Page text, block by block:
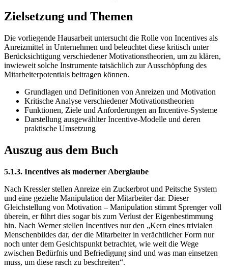
Zielsetzung und Themen
Die vorliegende Hausarbeit untersucht die Rolle von Incentives als
Anreizmittel in Unternehmen und beleuchtet diese kritisch unter
Berücksichtigung verschiedener Motivationstheorien, um zu klären,
inwieweit solche Instrumente tatsächlich zur Ausschöpfung des
Mitarbeiterpotentials beitragen können.
Grundlagen und Definitionen von Anreizen und Motivation
Kritische Analyse verschiedener Motivationstheorien
Funktionen, Ziele und Anforderungen an Incentive-Systeme
Darstellung ausgewählter Incentive-Modelle und deren
praktische Umsetzung
Auszug aus dem Buch
5.1.3. Incentives als moderner Aberglaube
Nach Kressler stellen Anreize ein Zuckerbrot und Peitsche System
und eine gezielte Manipulation der Mitarbeiter dar. Dieser
Gleichstellung von Motivation – Manipulation stimmt Sprenger voll
überein, er führt dies sogar bis zum Verlust der Eigenbestimmung
hin. Nach Werner stellen Incentives nur den „Kern eines trivialen
Menschenbildes dar, der die Mitarbeiter in verächtlicher Form nur
noch unter dem Gesichtspunkt betrachtet, wie weit die Wege
zwischen Bedürfnis und Befriedigung sind und was man einsetzen
muss, um diese rasch zu beschreiten“.